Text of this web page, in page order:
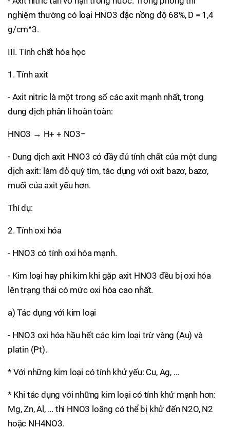
nghiệm thường có loại HNO3 đặc nồng độ 68%, D = 1,4
g/cm^3.
III. Tính chất hóa học
1. Tính axit
- Axit nitric là một trong số các axit mạnh nhất, trong
dung dịch phân li hoàn toàn:
HNO3 → H+ + NO3−
- Dung dịch axit HNO3 có đầy đủ tính chất của một dung
dịch axit: làm đỏ quỳ tím, tác dụng với oxit bazơ, bazơ,
muối của axit yếu hơn.
Thí dụ:
2. Tính oxi hóa
- HNO3 có tính oxi hóa mạnh.
- Kim loại hay phi kim khi gặp axit HNO3 đều bị oxi hóa
lên trạng thái có mức oxi hóa cao nhất.
a) Tác dụng với kim loại
- HNO3 oxi hóa hầu hết các kim loại trừ vàng (Au) và
platin (Pt).
* Với những kim loại có tính khử yếu: Cu, Ag, ...
* Khi tác dụng với những kim loại có tính khử mạnh hơn:
Mg, Zn, Al, ... thì HNO3 loãng có thể bị khử đến N2O, N2
hoặc NH4NO3.